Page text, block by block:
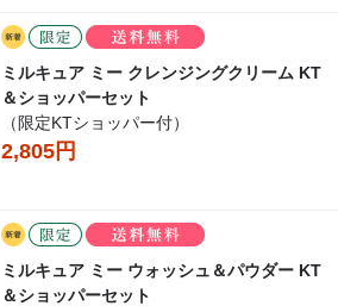
ミルキュア ミー クレンジングクリーム KT
＆ショッパーセット
（限定KTショッパー付）
2,805円
ミルキュア ミー ウォッシュ＆パウダー KT
＆ショッパーセット